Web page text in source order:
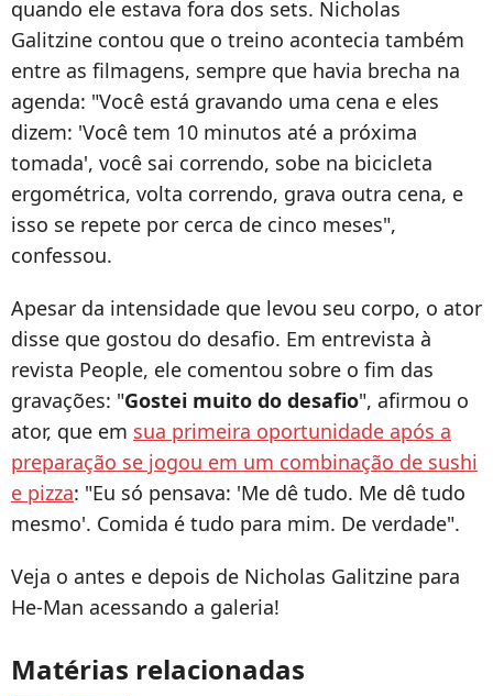
quando ele estava fora dos sets. Nicholas
Galitzine contou que o treino acontecia também
entre as filmagens, sempre que havia brecha na
agenda: "Você está gravando uma cena e eles
dizem: 'Você tem 10 minutos até a próxima
tomada', você sai correndo, sobe na bicicleta
ergométrica, volta correndo, grava outra cena, e
isso se repete por cerca de cinco meses",
confessou.
Apesar da intensidade que levou seu corpo, o ator
disse que gostou do desafio. Em entrevista à
revista People, ele comentou sobre o fim das
gravações: "Gostei muito do desafio", afirmou o
ator, que em sua primeira oportunidade após a
preparação se jogou em um combinação de sushi
e pizza: "Eu só pensava: 'Me dê tudo. Me dê tudo
mesmo'. Comida é tudo para mim. De verdade".
Veja o antes e depois de Nicholas Galitzine para
He-Man acessando a galeria!
Matérias relacionadas